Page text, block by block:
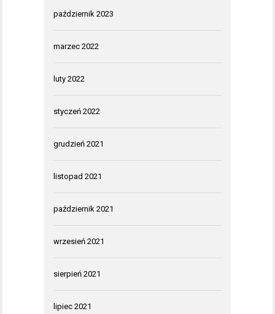
październik 2023
marzec 2022
luty 2022
styczeń 2022
grudzień 2021
listopad 2021
październik 2021
wrzesień 2021
sierpień 2021
lipiec 2021